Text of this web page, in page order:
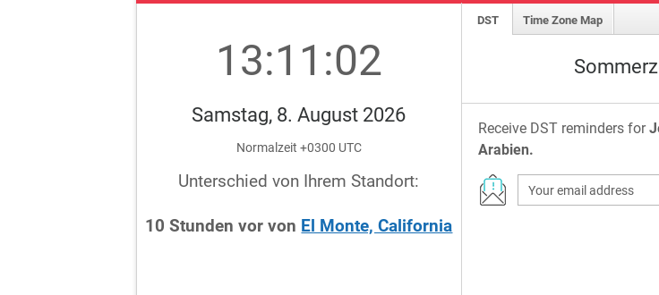
13:11:03
Samstag, 8. August 2026
Normalzeit +0300 UTC
Unterschied von Ihrem Standort:
10 Stunden vor von El Monte, California
DST Time Zone Map
Receive DST reminders for
Arabien.